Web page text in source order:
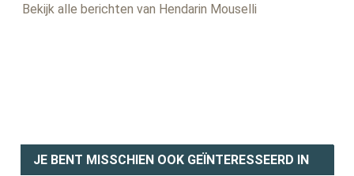
Bekijk alle berichten van Hendarin Mouselli
JE BENT MISSCHIEN OOK GEÏNTERESSEERD IN